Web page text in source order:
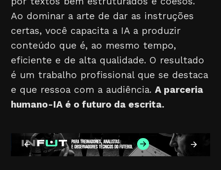
Ao dominar a arte de dar as instruções
certas, você capacita a IA a produzir
conteúdo que é, ao mesmo tempo,
eficiente e de alta qualidade. O resultado
é um trabalho profissional que se destaca
e que ressoa com a audiência.A parceria
humano-IA é o futuro da escrita.